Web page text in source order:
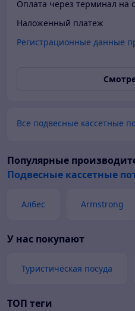
Оплата через терминал на
Наложенный платеж
Регистрационные данные
Все подвесные кассетные
Популярные
Подвесные кассетные
Албес Armstrong
У нас покупают
Туристическая посуда
ТОП теги